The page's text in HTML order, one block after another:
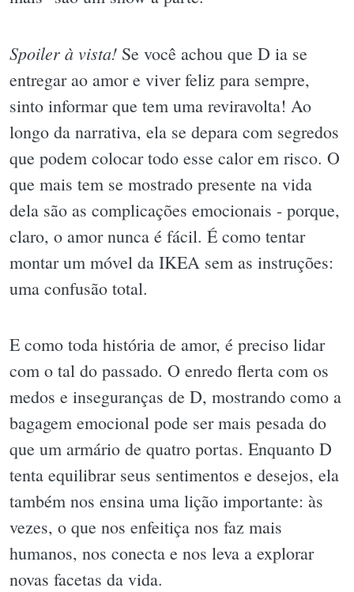
Spoiler à vista! Se você achou que D ia se
entregar ao amor e viver feliz para sempre,
sinto informar que tem uma reviravolta! Ao
longo da narrativa, ela se depara com segredos
que podem colocar todo esse calor em risco. O
que mais tem se mostrado presente na vida
dela são as complicações emocionais - porque,
claro, o amor nunca é fácil. É como tentar
montar um móvel da IKEA sem as instruções:
uma confusão total.
E como toda história de amor, é preciso lidar
com o tal do passado. O enredo flerta com os
medos e inseguranças de D, mostrando como a
bagagem emocional pode ser mais pesada do
que um armário de quatro portas. Enquanto D
tenta equilibrar seus sentimentos e desejos, ela
também nos ensina uma lição importante: às
vezes, o que nos enfeitiça nos faz mais
humanos, nos conecta e nos leva a explorar
novas facetas da vida.